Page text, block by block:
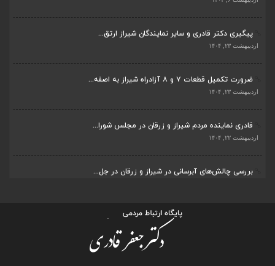
اردیبهشت ۲۳, ۱۴۰۴
ضرورت تکمیل قطعات ۷ و ۸ آزادراه شیراز به اصفه...
اردیبهشت ۲۳, ۱۴۰۴
قادری نماینده مردم شیراز و زرقان در مجلس شورا...
اردیبهشت ۲۲, ۱۴۰۴
بررسی چالش‌های آبرسانی در شیراز و زرقان در جل...
اردیبهشت ۱۱, ۱۴۰۴